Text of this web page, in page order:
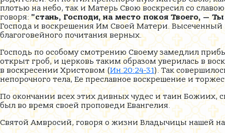
плотью на небо, так и Матерь Свою воскресил со
говоря:"стань, Господи, на место покоя Твоего, —
Господа и воскрешения Им Своей Матери. Высеченный
благоговейного почитания верных.
Господь по особому смотрению Своему замедлил
открыт гроб, и церковь таким образом уверилась в
в воскресении Христовом (Ин.20:24-31). Так
непорочного тела, Ее преславное воскрешение и
По окончании всех этих дивных чудес и таин Божиих,
был во время своей проповеди Евангелия.
Святой Амвросий, говоря о жизни Владычицы нашей